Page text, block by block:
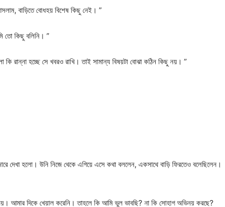
বাড়িতে বোধহয় বিশেষ কিছু নেই। ”
তো কিছু বলিনি। ”
রান্না হচ্ছে সে খবরও রাখি। তাই সামান্য বিষয়টা বোঝা কঠিন কিছু নয়। ”
দেখা হলো। উনি নিজে থেকে এগিয়ে এসে কথা বললেন, একসাথে বাড়ি ফিরতেও বলেছিলেন।
আমার দিকে খেয়াল করেনি। তাহলে কি আমি ভুল ভাবছি? না কি সোহাগ অভিনয় করছে?